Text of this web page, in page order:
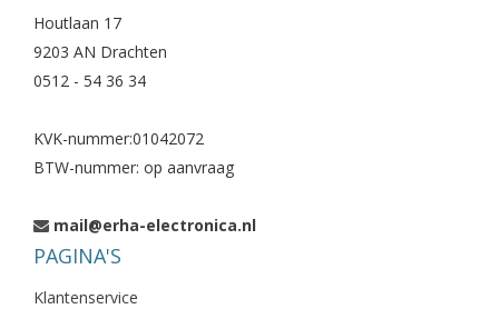
Houtlaan 17
9203 AN Drachten
0512 - 54 36 34
KVK-nummer:01042072
BTW-nummer: op aanvraag
mail@erha-electronica.nl
PAGINA'S
Klantenservice